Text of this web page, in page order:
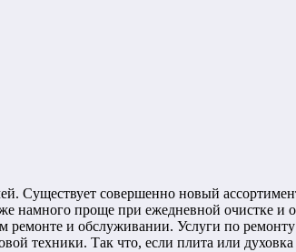
Существует совершенно новый
намного проще при ежедневной очистке
ремонте и обслуживании. Услуги по
техники. Так что, если плита или